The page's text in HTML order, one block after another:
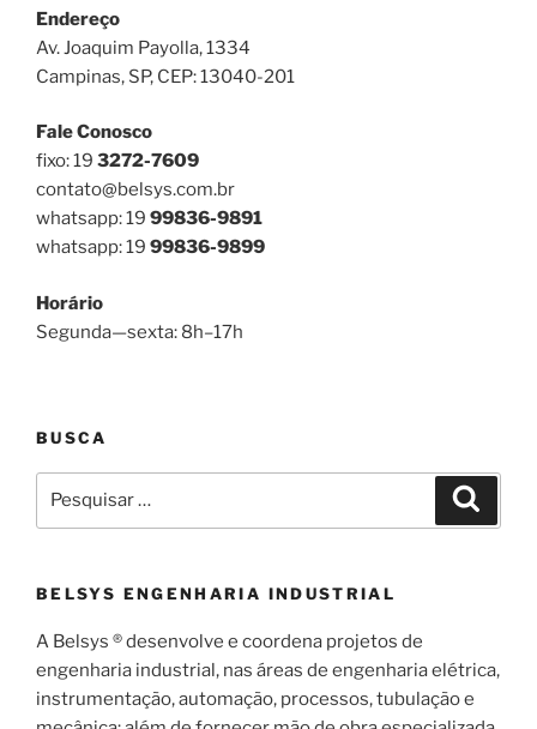
Endereço
Av. Joaquim Payolla, 1334
Campinas, SP, CEP: 13040-201
Fale Conosco
fixo: 19 3272-7609
contato@belsys.com.br
whatsapp: 19 99836-9891
whatsapp: 19 99836-9899
Horário
Segunda—sexta: 8h–17h
BUSCA
por:
BELSYS ENGENHARIA INDUSTRIAL
A Belsys ® desenvolve e coordena projetos de
engenharia industrial, nas áreas de engenharia elétrica,
instrumentação, automação, processos, tubulação e